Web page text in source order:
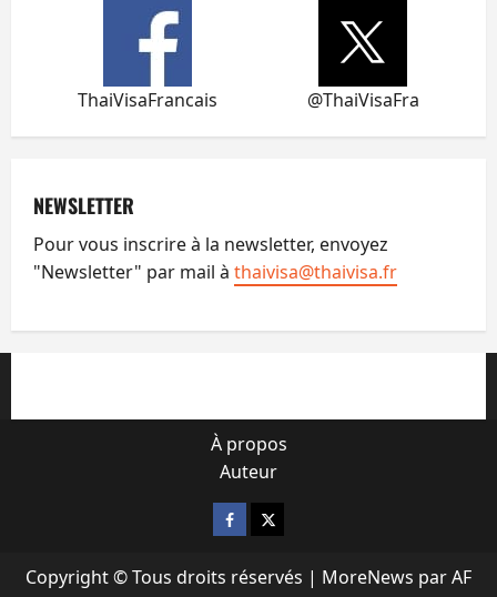
ThaiVisaFrancais @ThaiVisaFra
NEWSLETTER
Pour vous inscrire à la newsletter, envoyez
"Newsletter" par mail à thaivisa@thaivisa.fr
À propos
Auteur
Facebook
X
Copyright © Tous droits réservés | MoreNews par AF